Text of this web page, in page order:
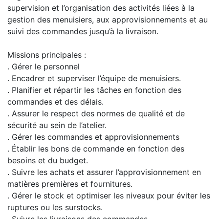
supervision et l’organisation des activités liées à la
gestion des menuisiers, aux approvisionnements et au
suivi des commandes jusqu’à la livraison.
Missions principales :
. Gérer le personnel
. Encadrer et superviser l’équipe de menuisiers.
. Planifier et répartir les tâches en fonction des
commandes et des délais.
. Assurer le respect des normes de qualité et de
sécurité au sein de l’atelier.
. Gérer les commandes et approvisionnements
. Établir les bons de commande en fonction des
besoins et du budget.
. Suivre les achats et assurer l’approvisionnement en
matières premières et fournitures.
. Gérer le stock et optimiser les niveaux pour éviter les
ruptures ou les surstocks.